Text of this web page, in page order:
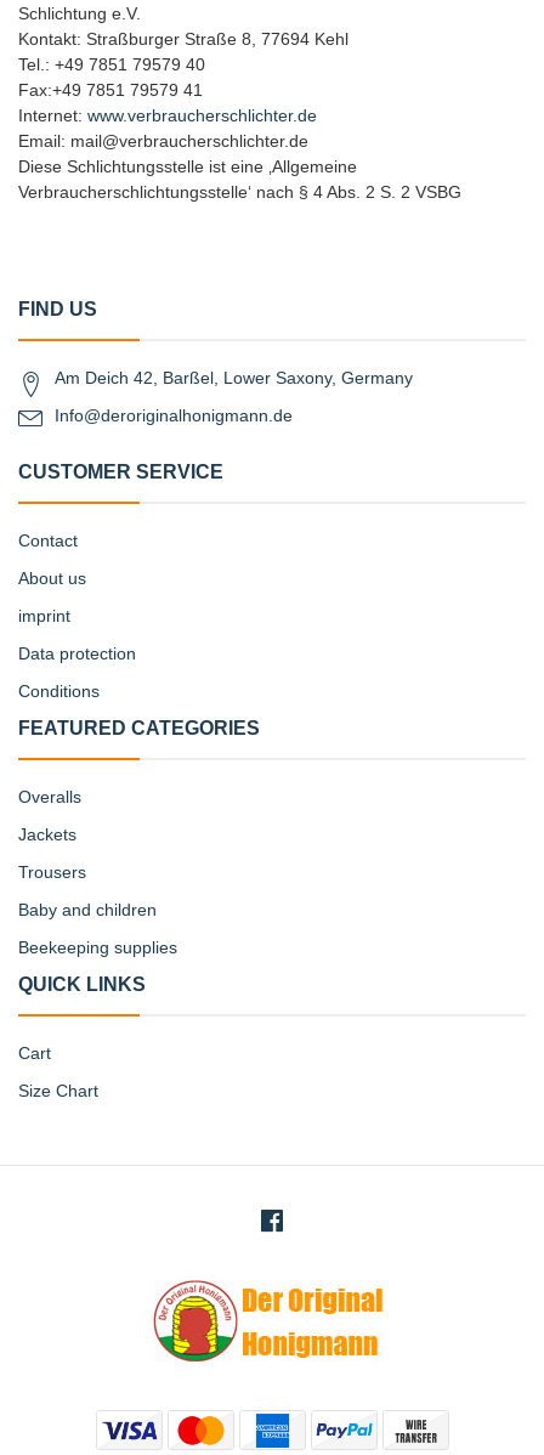
Schlichtung e.V.
Kontakt: Straßburger Straße 8, 77694 Kehl
Tel.: +49 7851 79579 40
Fax:+49 7851 79579 41
Internet: www.verbraucherschlichter.de
Email: mail@verbraucherschlichter.de
Diese Schlichtungsstelle ist eine ‚Allgemeine
Verbraucherschlichtungsstelle‘ nach § 4 Abs. 2 S. 2 VSBG
FIND US
Am Deich 42, Barßel, Lower Saxony, Germany
Info@deroriginalhonigmann.de
CUSTOMER SERVICE
Contact
About us
imprint
Data protection
Conditions
FEATURED CATEGORIES
Overalls
Jackets
Trousers
Baby and children
Beekeeping supplies
QUICK LINKS
Cart
Size Chart